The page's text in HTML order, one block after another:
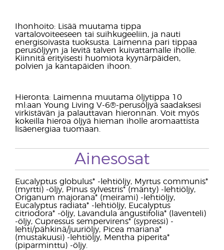
Ihonhoito: Lisää muutama tippa
vartalovoiteeseen tai suihkugeeliin, ja nauti
energisoivasta tuoksusta. Laimenna pari tippaa
perusöljyyn ja levitä talven kuivattamalle iholle.
Kiinnitä erityisesti huomiota kyynärpäiden,
polvien ja kantapäiden ihoon.
Hieronta: Laimenna muutama öljytippa 10
ml:aan Young Living V-6®-perusöljyä saadaksesi
virkistävän ja palauttavan hieronnan. Voit myös
kokeilla hieroa öljyä hieman iholle aromaattista
lisäenergiaa tuomaan.
Ainesosat
Eucalyptus globulus* -lehtiöljy, Myrtus communis*
(myrtti) -öljy, Pinus sylvestris* (mänty) -lehtiöljy,
Origanum majorana* (meirami) -lehtiöljy,
Eucalyptus radiata* -lehtiöljy, Eucalyptus
citriodora* -öljy, Lavandula angustifolia* (laventeli)
-öljy, Cupressus sempervirens* (sypressi) -
lehti/pähkinä/juuriöljy, Picea mariana*
(mustakuusi) -lehtiöljy, Mentha piperita*
(piparminttu) -öljy.